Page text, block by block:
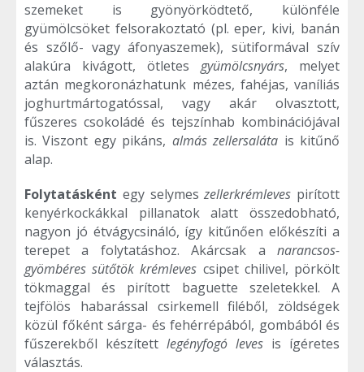
szemeket is gyönyörködtető, különféle
gyümölcsöket felsorakoztató (pl. eper, kivi, banán
és szőlő- vagy áfonyaszemek), sütiformával szív
alakúra kivágott, ötletes gyümölcsnyárs, melyet
aztán megkoronázhatunk mézes, fahéjas, vaníliás
joghurtmártogatóssal, vagy akár olvasztott,
fűszeres csokoládé és tejszínhab kombinációjával
is. Viszont egy pikáns, almás zellersaláta is kitűnő
alap.
Folytatásként egy selymeszellerkrémleves pirított
kenyérkockákkal pillanatok alatt összedobható,
nagyon jó étvágycsináló, így kitűnően előkészíti a
terepet a folytatáshoz. Akárcsak a narancsos-
gyömbéres sütőtök krémleves csipet chilivel, pörkölt
tökmaggal és pirított baguette szeletekkel. A
tejfölös habarással csirkemell filéből, zöldségek
közül főként sárga- és fehérrépából, gombából és
fűszerekből készített legényfogó leves is ígéretes
választás.